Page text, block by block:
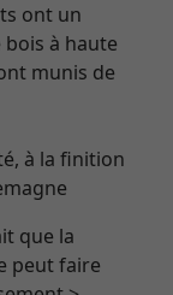
ont un
à haute
munis de
à la finition
que la
peut faire